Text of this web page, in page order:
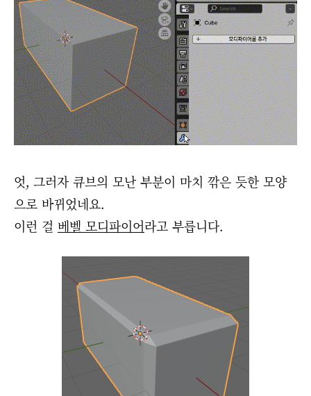
엇, 그러자 큐브의 모난 부분이 마치 깎은 듯한 모양
으로 바뀌었네요.
이런 걸 베벨 모디파이어라고 부릅니다.